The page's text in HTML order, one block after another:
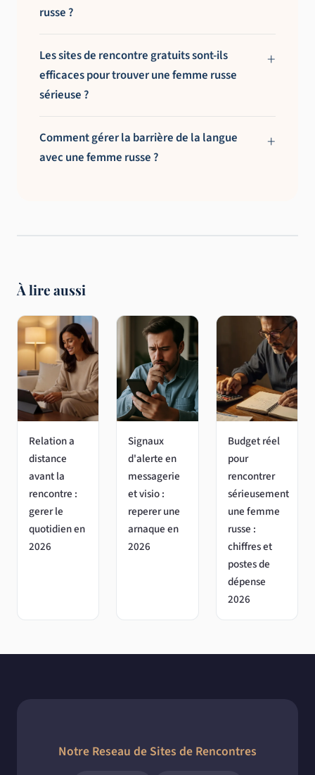
russe ?
Les sites de rencontre gratuits sont-ils
efficaces pour trouver une femme russe
sérieuse ?
Comment gérer la barrière de la langue
avec une femme russe ?
À lire aussi
Relation a
distance
avant la
rencontre :
gerer le
quotidien en
2026
Signaux
d'alerte en
messagerie
et visio :
reperer une
arnaque en
2026
Budget réel
pour
rencontrer
sérieusement
une femme
russe :
chiffres et
postes de
dépense
2026
Notre Reseau de Sites de Rencontres